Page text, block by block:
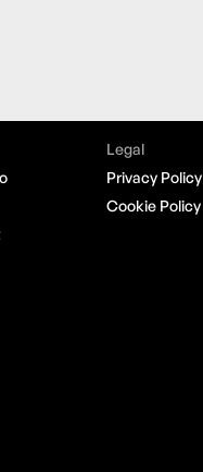
Legal
Privacy Policy
Cookie Policy